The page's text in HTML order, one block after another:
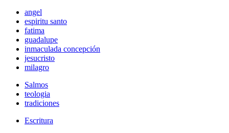
angel
espiritu santo
fatima
guadalupe
inmaculada concepción
jesucristo
milagro
Salmos
teologia
tradiciones
Escritura